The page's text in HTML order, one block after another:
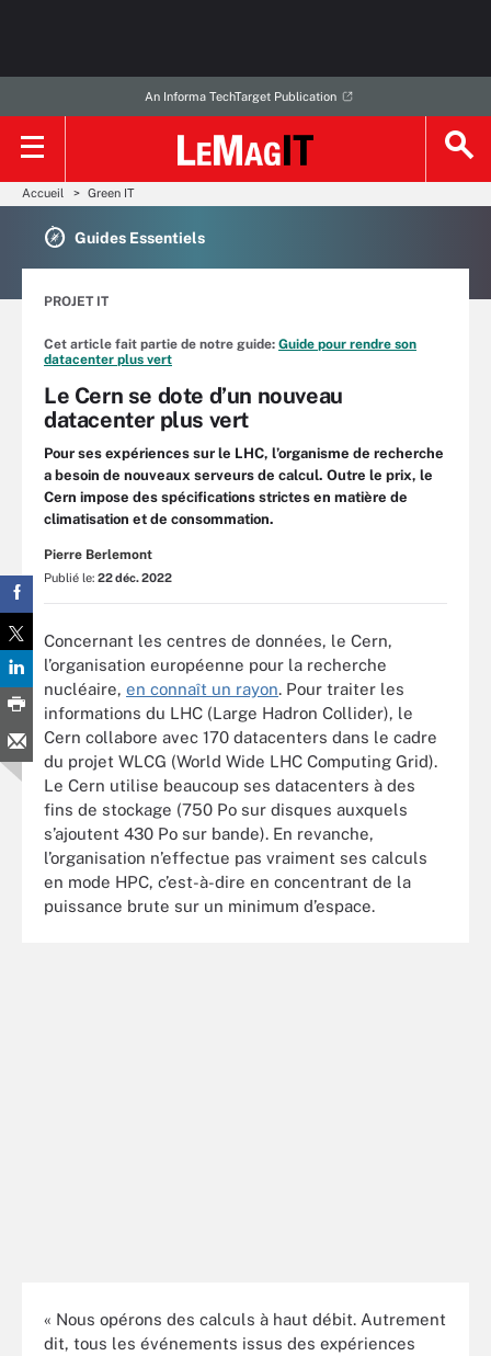
An Informa TechTarget Publication
Accueil Green IT
Guides Essentiels
PROJET IT
Cet article fait partie de notre guide: Guide pour rendre son
datacenter plus vert
Le Cern se dote d’un nouveau
datacenter plus vert
Pour ses expériences sur le LHC, l’organisme de recherche
a besoin de nouveaux serveurs de calcul. Outre le prix, le
Cern impose des spécifications strictes en matière de
climatisation et de consommation.
Pierre Berlemont
Publié le: 22 déc. 2022
Concernant les centres de données, le Cern,
l’organisation européenne pour la recherche
nucléaire, en connaît un rayon. Pour traiter les
informations du LHC (Large Hadron Collider), le
Cern collabore avec 170 datacenters dans le cadre
du projet WLCG (World Wide LHC Computing Grid).
Le Cern utilise beaucoup ses datacenters à des
fins de stockage (750 Po sur disques auxquels
s’ajoutent 430 Po sur bande). En revanche,
l’organisation n’effectue pas vraiment ses calculs
en mode HPC, c’est-à-dire en concentrant de la
puissance brute sur un minimum d’espace.
« Nous opérons des calculs à haut débit. Autrement
dit, tous les événements issus des expériences